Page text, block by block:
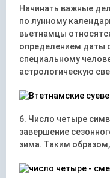
Начинать важные
по лунному
вьетнамцы
определением даты
специальному
астрологическую
6. Число четыре
завершение
зима. Таким